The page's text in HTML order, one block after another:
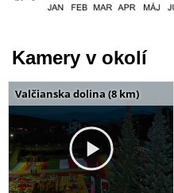
Kamery v okolí
Valčianska dolina (8 km)